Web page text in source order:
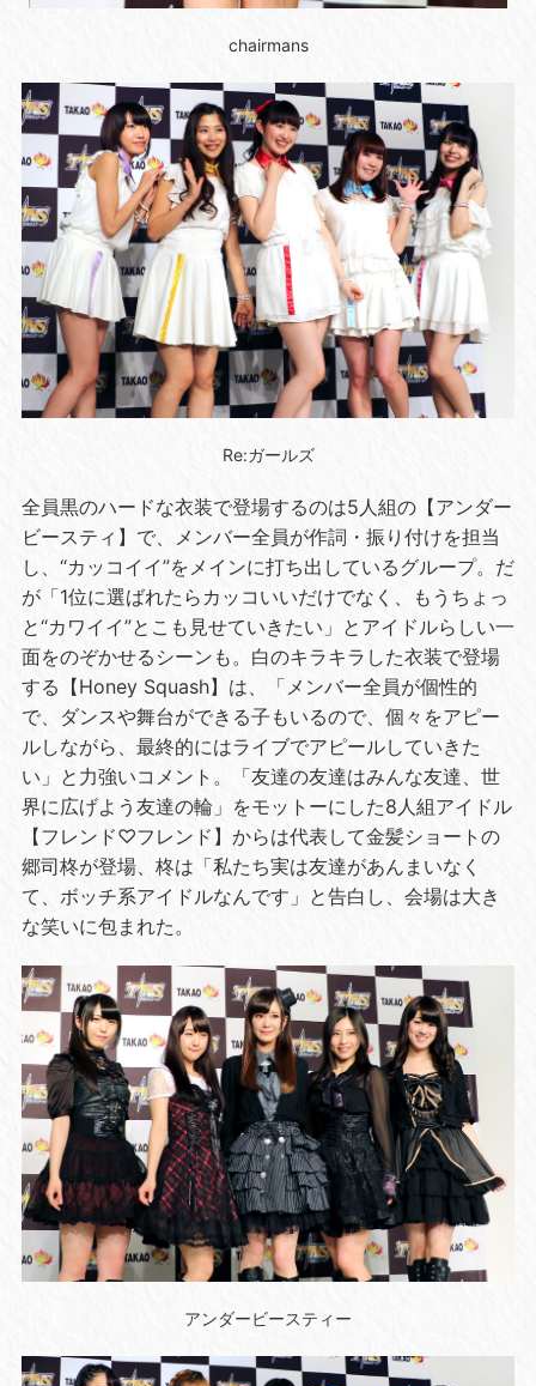
chairmans
Re:ガールズ
全員黒のハードな衣装で登場するのは5人組の【アンダー
ビースティ】で、メンバー全員が作詞・振り付けを担当
し、“カッコイイ”をメインに打ち出しているグループ。だ
が「1位に選ばれたらカッコいいだけでなく、もうちょっ
と“カワイイ”とこも見せていきたい」とアイドルらしい一
面をのぞかせるシーンも。白のキラキラした衣装で登場
する【Honey Squash】は、「メンバー全員が個性的
で、ダンスや舞台ができる子もいるので、個々をアピー
ルしながら、最終的にはライブでアピールしていきた
い」と力強いコメント。「友達の友達はみんな友達、世
界に広げよう友達の輪」をモットーにした8人組アイドル
【フレンド♡フレンド】からは代表して金髪ショートの
郷司柊が登場、柊は「私たち実は友達があんまいなく
て、ボッチ系アイドルなんです」と告白し、会場は大き
な笑いに包まれた。
アンダービースティー